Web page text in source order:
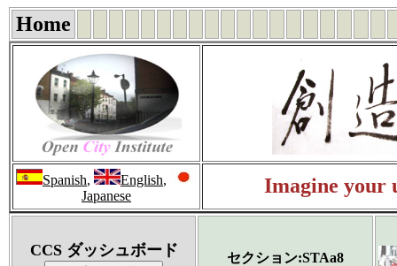
Home
Spanish, English,
Japanese
Imagine your
CCS ダッシュボード セクション:STAa8